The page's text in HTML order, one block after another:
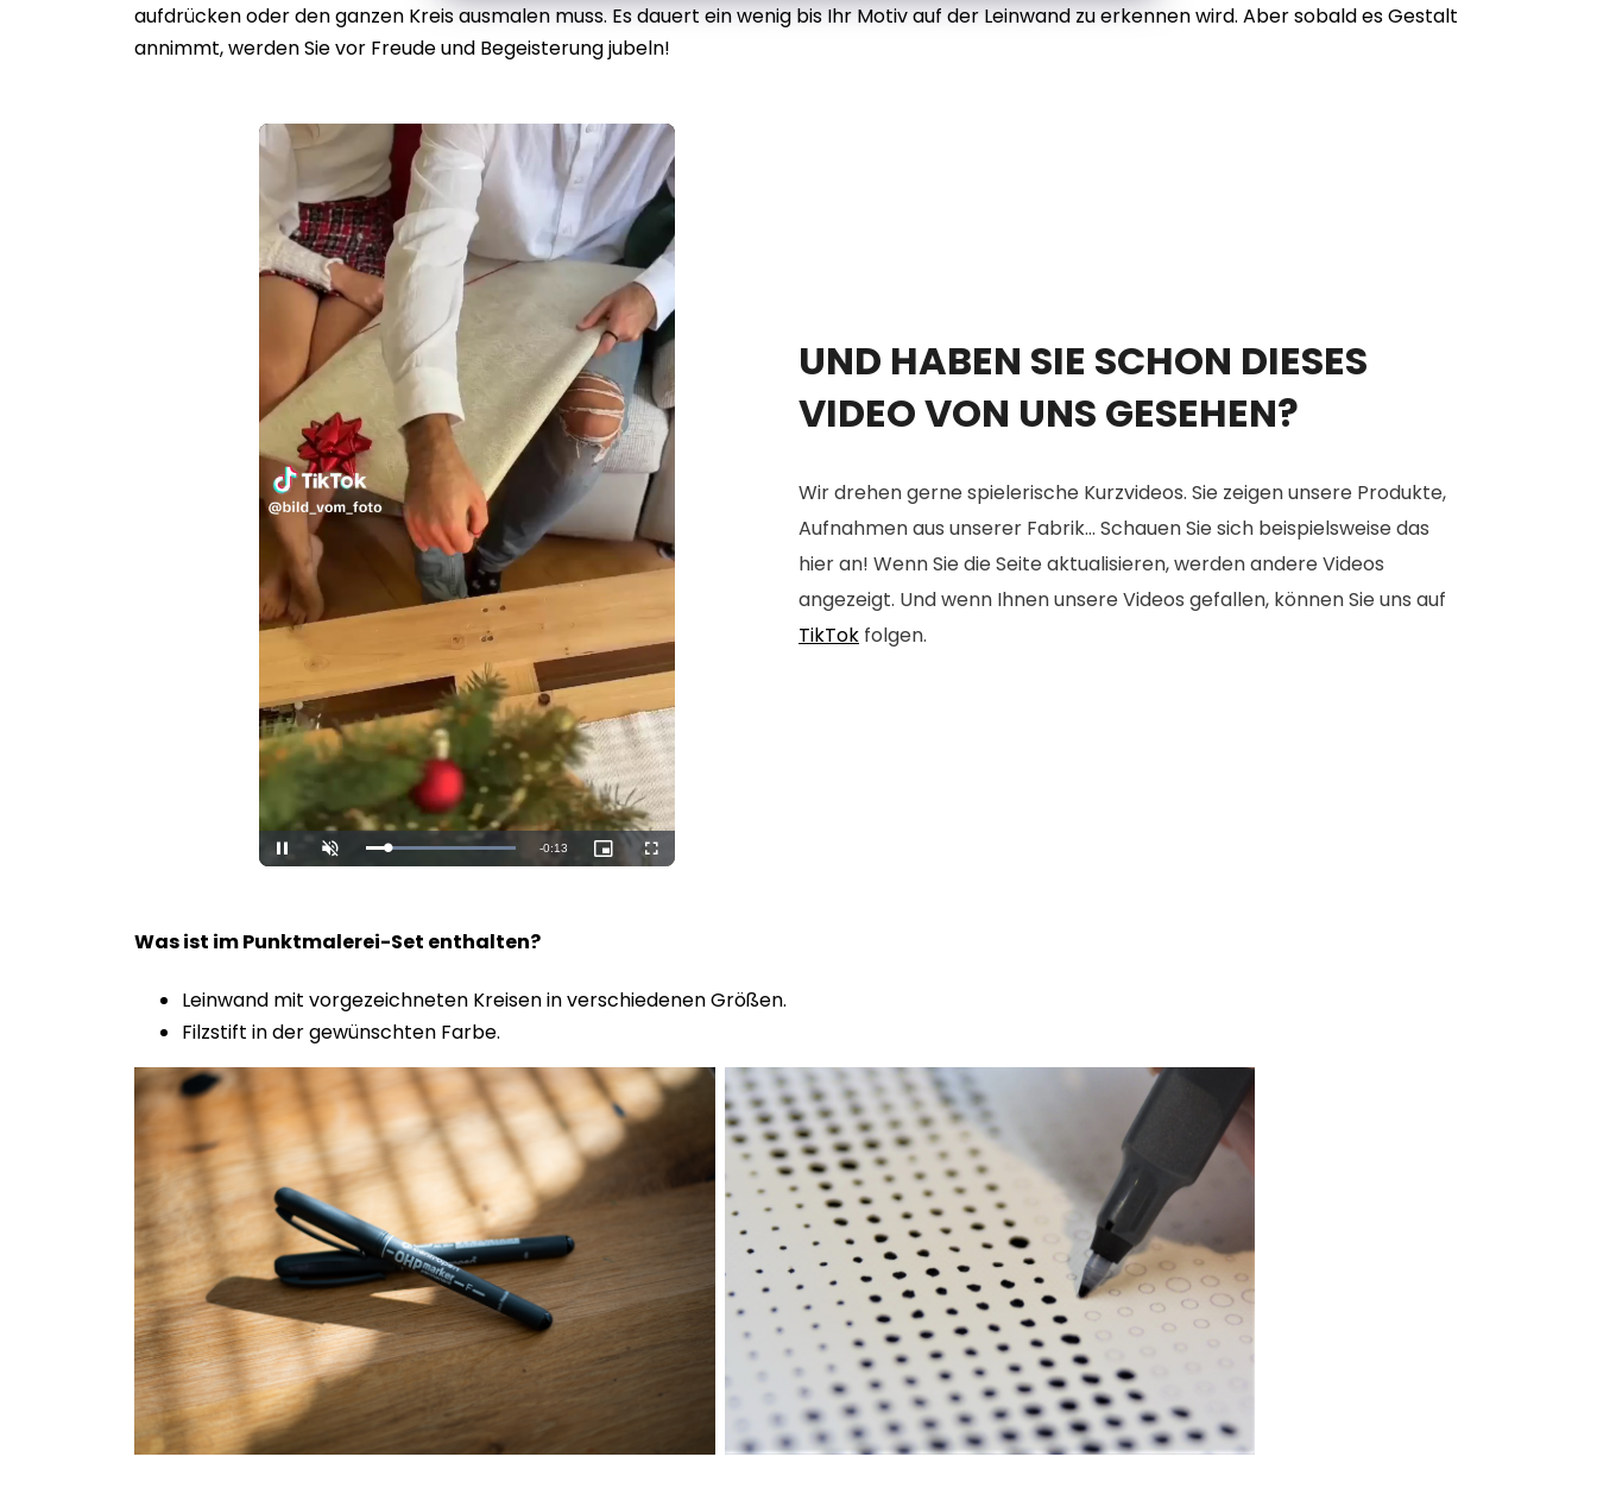
aufdrücken oder den ganzen Kreis ausmalen muss. Es dauert ein wenig bis Ihr Motiv auf der Leinwand zu erkennen wird. Aber sobald es Gestalt
annimmt, werden Sie vor Freude und Begeisterung jubeln!
Unmute Loaded:
100.00%
UND HABEN SIE SCHON DIESES
VIDEO VON UNS GESEHEN?
Wir drehen gerne spielerische Kurzvideos. Sie zeigen unsere Produkte,
Aufnahmen aus unserer Fabrik... Schauen Sie sich beispielsweise das
hier an! Wenn Sie die Seite aktualisieren, werden andere Videos
angezeigt. Und wenn Ihnen unsere Videos gefallen, können Sie uns auf
TikTok folgen.
Was ist im Punktmalerei-Set enthalten?
Leinwand mit vorgezeichneten Kreisen in verschiedenen Größen.
Filzstift in der gewünschten Farbe.